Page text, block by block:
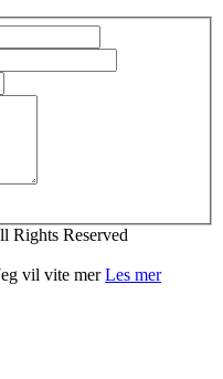
Rights Reserved
vil vite mer Les mer